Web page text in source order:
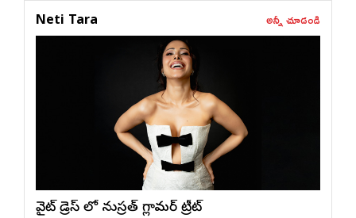
Neti Tara అన్నీ చూడండి
వైట్ డ్రెస్ లో నుస్ర‌త్ గ్లామ‌ర్ ట్రీట్